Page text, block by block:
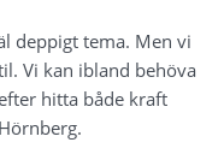
deppigt tema. Men vi
Vi kan ibland behöva
hitta både kraft